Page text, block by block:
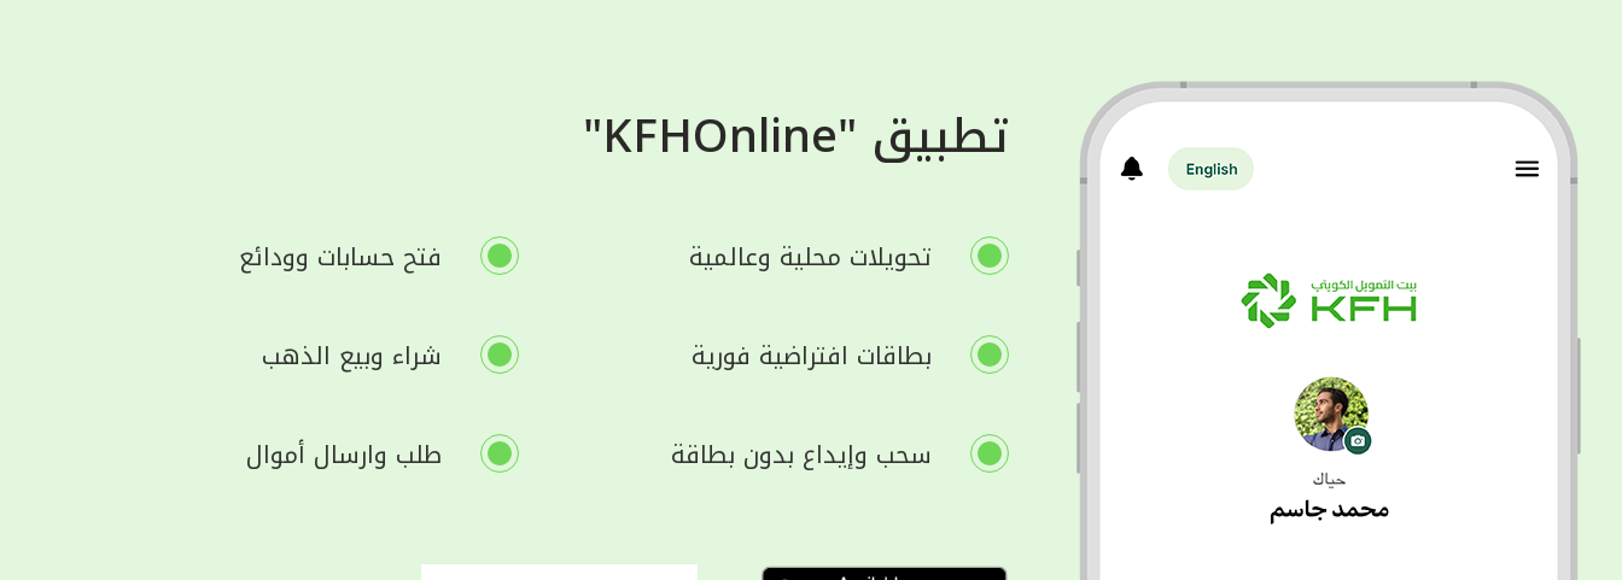
تطبيق "KFHOnline"
تحويلات محلية وعالمية فتح حسابات وودائع
بطاقات افتراضية فورية شراء وبيع الذهب
سحب وإيداع بدون بطاقة طلب وارسال أموال